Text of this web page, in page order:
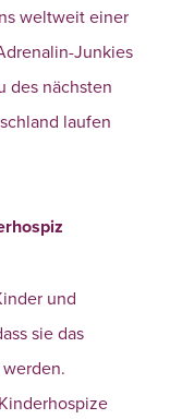
weltweit einer
Junkies
des nächsten
laufen
und
sie das